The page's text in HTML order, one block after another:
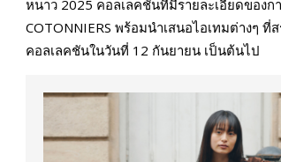
หนาว 2025 คอลเลคชันที่มีรายละเอียดของก
COTONNIERS พร้อมนำเสนอไอเทมต่างๆ
คอลเลคชันในวันที่ 12 กันยายน เป็นต้นไป